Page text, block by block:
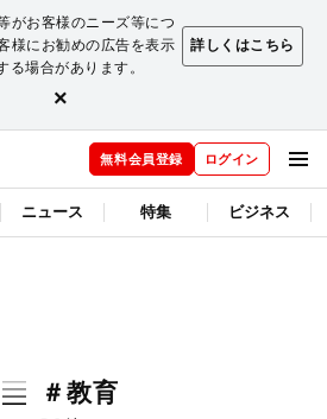
がお客様のニーズ等につ
様にお勧めの広告を表示
場合があります。
詳しくはこちら
×
無料会員登録 ログイン
ニュース 特集 ビジネス
＃教育